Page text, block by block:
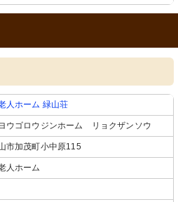
人ホーム 緑山荘
ウゴロウジンホーム リョクザンソウ
市加茂町小中原115
人ホーム